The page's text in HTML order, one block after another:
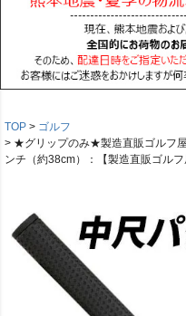
TOP
ゴルフ
★グリップのみ★製造直販ゴルフ
ンチ（約38cm）：【製造直販ゴル